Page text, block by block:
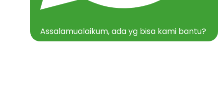
Assalamualaikum, ada yg bisa kami bantu?